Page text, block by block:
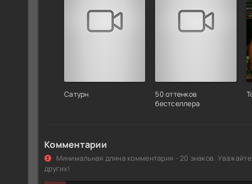
Сатурн
50 оттенков
бестселлера
Комментарии
Минимальная длина комментария - 20 знаков. Уважайте
других!